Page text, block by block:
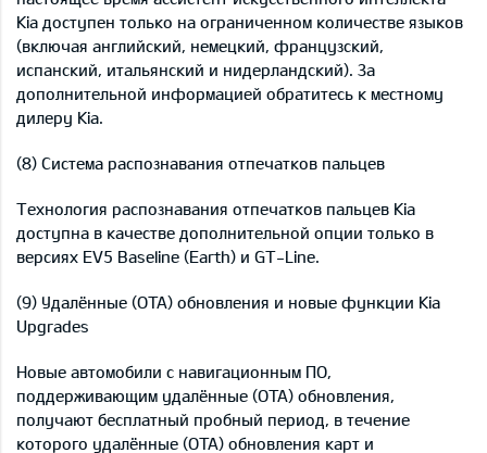
Kia доступен только на ограниченном количестве языков
(включая английский, немецкий, французский,
испанский, итальянский и нидерландский). За
дополнительной информацией обратитесь к местному
дилеру Kia.
(8) Система распознавания отпечатков пальцев
Технология распознавания отпечатков пальцев Kia
доступна в качестве дополнительной опции только в
версиях EV5 Baseline (Earth) и GT-Line.
(9) Удалённые (OTA) обновления и новые функции Kia
Upgrades
Новые автомобили с навигационным ПО,
поддерживающим удалённые (OTA) обновления,
получают бесплатный пробный период, в течение
которого удалённые (OTA) обновления карт и